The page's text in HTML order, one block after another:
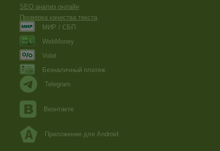
SEO анализ онлайн
Проверка качества текста
МИР / СБП
WebMoney
Volet
Безналичный платеж
Telegram
Вконтакте
Приложение для Android